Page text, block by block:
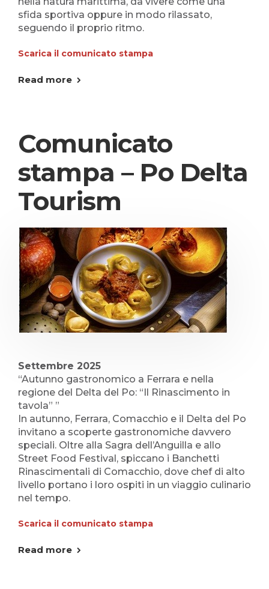
sfida sportiva oppure in modo rilassato,
seguendo il proprio ritmo.
Scarica il comunicato stampa
Read more
Comunicato
stampa – Po Delta
Tourism
Settembre 2025
“Autunno gastronomico a Ferrara e nella
regione del Delta del Po: “Il Rinascimento in
tavola” ”
In autunno, Ferrara, Comacchio e il Delta del Po
invitano a scoperte gastronomiche davvero
speciali. Oltre alla Sagra dell’Anguilla e allo
Street Food Festival, spiccano i Banchetti
Rinascimentali di Comacchio, dove chef di alto
livello portano i loro ospiti in un viaggio culinario
nel tempo.
Scarica il comunicato stampa
Read more